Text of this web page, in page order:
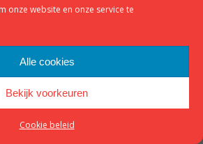
onze website en onze service te
Alle cookies
Bekijk voorkeuren
Cookie beleid